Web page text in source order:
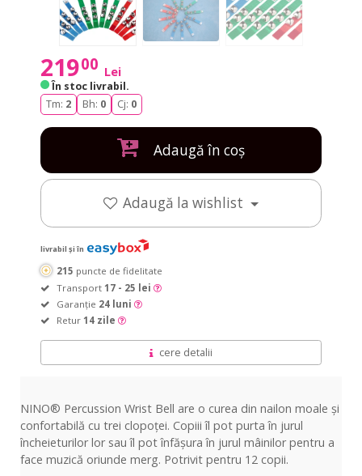
21900 Lei
În stoc livrabil.
Tm: 2 Bh: 0 Cj: 0
Adaugă în coș
Adaugă la wishlist
livrabil și în
215 puncte de fidelitate
Transport 17 - 25 lei
Garanție 24 luni
Retur 14 zile
cere detalii
NINO® Percussion Wrist Bell are o curea din nailon moale și
confortabilă cu trei clopoței. Copiii îl pot purta în jurul
încheieturilor lor sau îl pot înfășura în jurul mâinilor pentru a
face muzică oriunde merg. Potrivit pentru 12 copii.